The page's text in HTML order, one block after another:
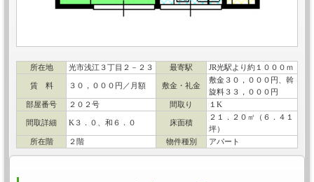
所在地 光市浅江３丁目２－２３ 最寄駅 JR光駅より約１０００ｍ
賃 料 ３０，０００円／月額 敷金・礼金
敷金３０，０００円、斡
旋料３３，０００円
部屋番号
２０２号 間取り １K
間取詳細 K３．０、和６．０ 床面積
２１．２０㎡（６．４１
坪）
所在階
２階 物件種別 アパート